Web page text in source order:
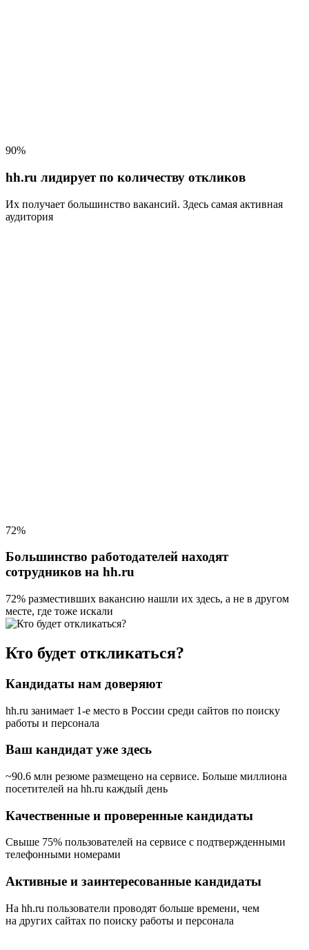
90%
hh.ru лидирует по количеству откликов
Их получает большинство вакансий. Здесь самая активная
аудитория
72%
Большинство работодателей находят
сотрудников на hh.ru
72% разместивших вакансию нашли их здесь, а не в другом
месте, где тоже искали
Кто будет откликаться?
Кандидаты нам доверяют
hh.ru занимает 1-е место в России среди сайтов по поиску
работы и персонала
Ваш кандидат уже здесь
~90.6 млн резюме размещено на сервисе. Больше миллиона
посетителей на hh.ru каждый день
Качественные и проверенные кандидаты
Свыше 75% пользователей на сервисе с подтвержденными
телефонными номерами
Активные и заинтересованные кандидаты
На hh.ru пользователи проводят больше времени, чем
на других сайтах по поиску работы и персонала